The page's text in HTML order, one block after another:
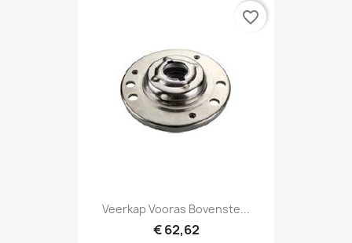
Veerkap Vooras Bovenste...
€ 62,62
favorite_border